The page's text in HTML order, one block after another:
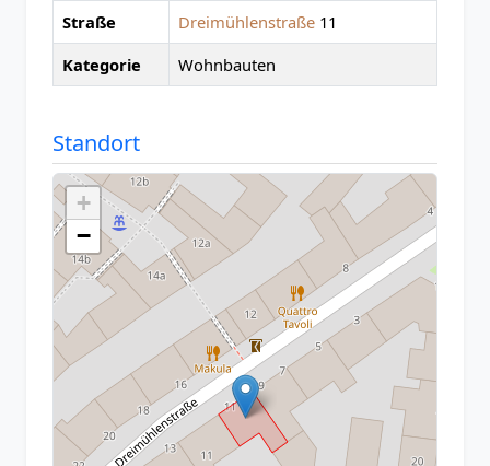
Straße
Dreimühlenstraße 11
Kategorie
Wohnbauten
Standort
+
−